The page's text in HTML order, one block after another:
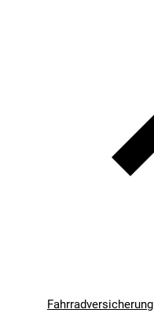
Fahrradversicherung